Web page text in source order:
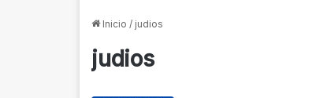
Inicio / judios
judios